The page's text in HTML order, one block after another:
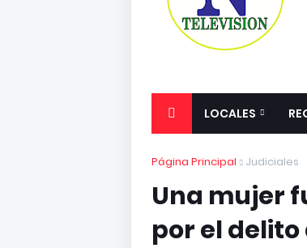
LOCALES
Página Principal Judiciales
Una mujer
por el